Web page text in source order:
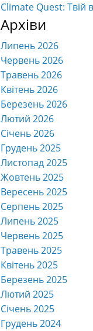
Climate Quest: Твій
Архіви
Липень 2026
Червень 2026
Травень 2026
Квітень 2026
Березень 2026
Лютий 2026
Січень 2026
Грудень 2025
Листопад 2025
Жовтень 2025
Вересень 2025
Серпень 2025
Липень 2025
Червень 2025
Травень 2025
Квітень 2025
Березень 2025
Лютий 2025
Січень 2025
Грудень 2024